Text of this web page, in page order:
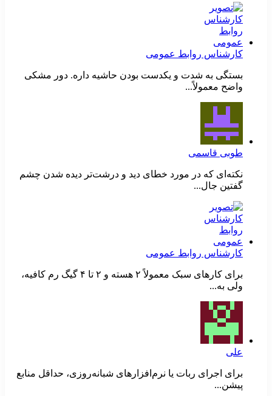
کارشناس روابط عمومی
بستگی به شدت و یکدست بودن حاشیه داره. دور مشکی
واضح معمولاً...
طوبی قاسمی
نکته‌ای که در مورد خطای دید و درشت‌تر دیده شدن چشم
گفتین جال...
کارشناس روابط عمومی
برای کارهای سبک معمولاً ۲ هسته و ۲ تا ۴ گیگ رم کافیه،
ولی به...
علی
برای اجرای ربات یا نرم‌افزارهای شبانه‌روزی، حداقل منابع
پیشن...